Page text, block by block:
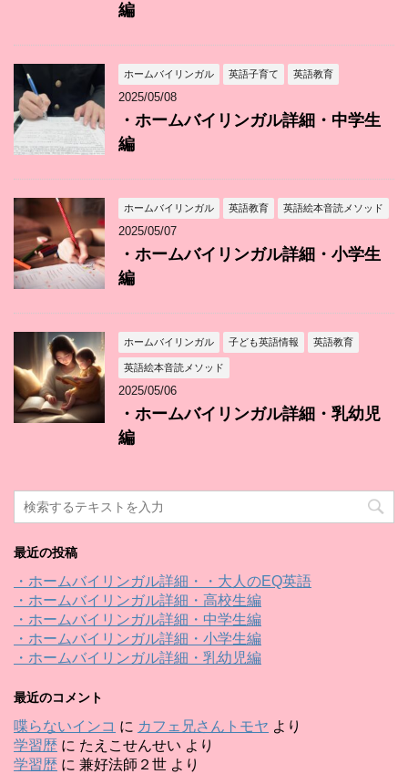
編
ホームバイリンガル 英語子育て 英語教育
2025/05/08
・ホームバイリンガル詳細・中学生
編
ホームバイリンガル 英語教育 英語絵本音読メソッド
2025/05/07
・ホームバイリンガル詳細・小学生
編
ホームバイリンガル 子ども英語情報 英語教育
英語絵本音読メソッド
2025/05/06
・ホームバイリンガル詳細・乳幼児
編
最近の投稿
・ホームバイリンガル詳細・・大人のEQ英語
・ホームバイリンガル詳細・高校生編
・ホームバイリンガル詳細・中学生編
・ホームバイリンガル詳細・小学生編
・ホームバイリンガル詳細・乳幼児編
最近のコメント
喋らないインコ に カフェ兄さんトモヤ より
学習歴 に たえこせんせい より
学習歴 に 兼好法師２世 より